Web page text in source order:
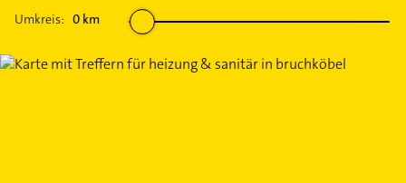
Umkreis: 0 km